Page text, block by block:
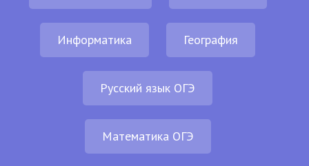
Информатика География
Русский язык ОГЭ
Математика ОГЭ